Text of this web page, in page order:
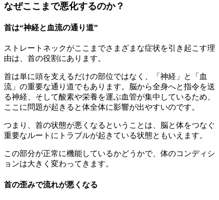
なぜここまで悪化するのか？
首は“神経と血流の通り道”
ストレートネックがここまでさまざまな症状を引き起こす理
由は、首の役割にあります。
首は単に頭を支えるだけの部位ではなく、「神経」と「血
流」の重要な通り道でもあります。脳から全身へと指令を送
る神経、そして酸素や栄養を運ぶ血管が集中しているため、
ここに問題が起きると体全体に影響が出やすいのです。
つまり、首の状態が悪くなるということは、脳と体をつなぐ
重要なルートにトラブルが起きている状態ともいえます。
この部分が正常に機能しているかどうかで、体のコンディシ
ョンは大きく変わってきます。
首の歪みで流れが悪くなる